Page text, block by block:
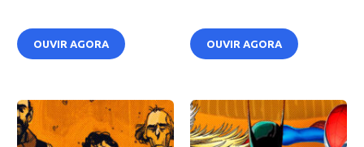
OUVIR AGORA OUVIR AGORA